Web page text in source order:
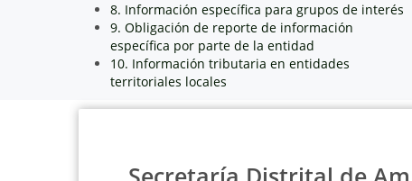
8. Información específica para grupos de interés
9. Obligación de reporte de información
específica por parte de la entidad
10. Información tributaria en entidades
territoriales locales